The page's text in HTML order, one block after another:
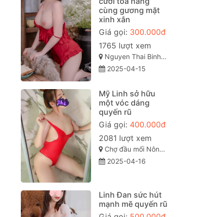
cùng gương mặt
xinh xắn
Giá gọi: 300.000đ
1765 lượt xem
Nguyen Thai Binh, Phường 12, Tân Bình, Thành phố Hồ Chí Minh
2025-04-15
Mỹ Linh sở hữu
một vóc dáng
quyến rũ
Giá gọi: 400.000đ
2081 lượt xem
Chợ đầu mối Nông sản Thủ Đức, Quốc lộ 1A, Tam Bình, Thành Phố Thủ Đức, Thành phố Hồ Chí Minh
2025-04-16
Linh Đan sức hút
mạnh mẽ quyến rũ